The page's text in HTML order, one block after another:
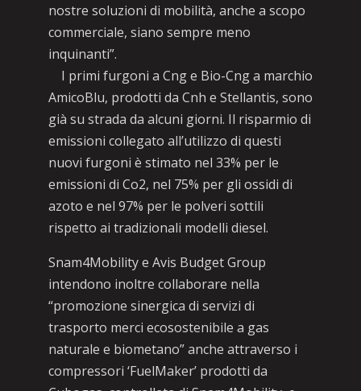
nostre soluzioni di mobilità, anche a scopo
commerciale, siano sempre meno
inquinanti”.
I primi furgoni a Cng e Bio-Cng a marchio
AmicoBlu, prodotti da Cnh e Stellantis, sono
già su strada da alcuni giorni. Il risparmio di
emissioni collegato all’utilizzo di questi
nuovi furgoni è stimato nel 33% per le
emissioni di Co2, nel 75% per gli ossidi di
azoto e nel 97% per le polveri sottili
rispetto ai tradizionali modelli diesel.
Snam4Mobility e Avis Budget Group
intendono inoltre collaborare nella
“promozione sinergica di servizi di
trasporto merci ecosostenibile a gas
naturale e biometano” anche attraverso i
compressori ‘FuelMaker’ prodotti da